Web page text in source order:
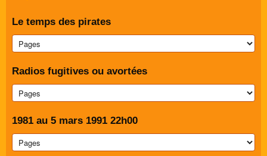
Le temps des pirates
Radios fugitives ou avortées
1981 au 5 mars 1991 22h00